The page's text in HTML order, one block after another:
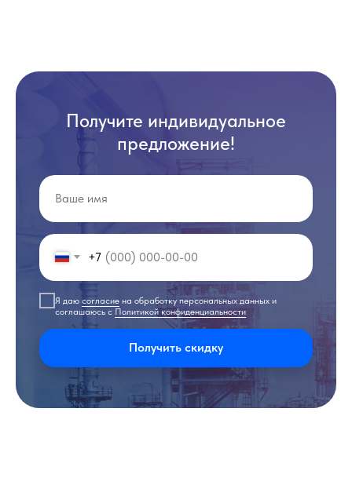
Получите индивидуальное
предложение!
+7
Я даю согласие на обработку персональных данных и
соглашаюсь с Политикой конфиденциальности
Получить скидку